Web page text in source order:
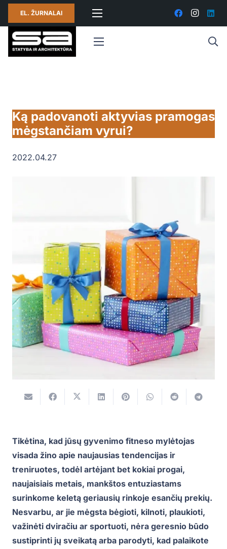
EL. ŽURNALAI
Ką padovanoti aktyvias pramogas
mėgstančiam vyrui?
2022.04.27
Tikėtina, kad jūsų gyvenimo fitneso mylėtojas
visada žino apie naujausias tendencijas ir
treniruotes, todėl artėjant bet kokiai progai,
naujaisiais metais, mankštos entuziastams
surinkome keletą geriausių rinkoje esančių prekių.
Nesvarbu, ar jie mėgsta bėgioti, kilnoti, plaukioti,
važinėti dviračiu ar sportuoti, nėra geresnio būdo
sustiprinti jų sveikatą arba parodyti, kad palaikote